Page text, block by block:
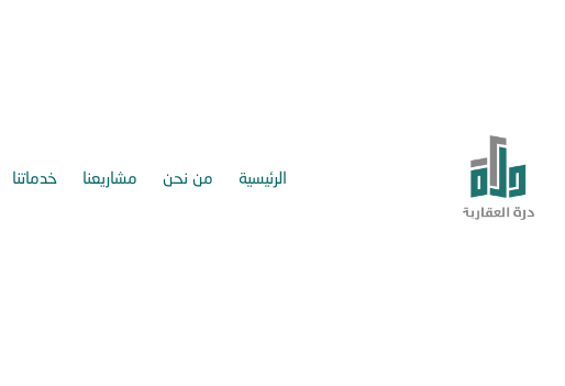
الرئيسية من نحن مشاريعنا خدماتنا